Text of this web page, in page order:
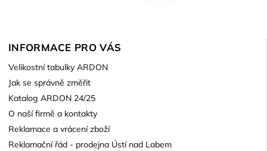
INFORMACE PRO VÁS
Velikostní tabulky ARDON
Jak se správně změřit
Katalog ARDON 24/25
O naší firmě a kontakty
Reklamace a vrácení zboží
Reklamační řád - prodejna Ústí nad Labem